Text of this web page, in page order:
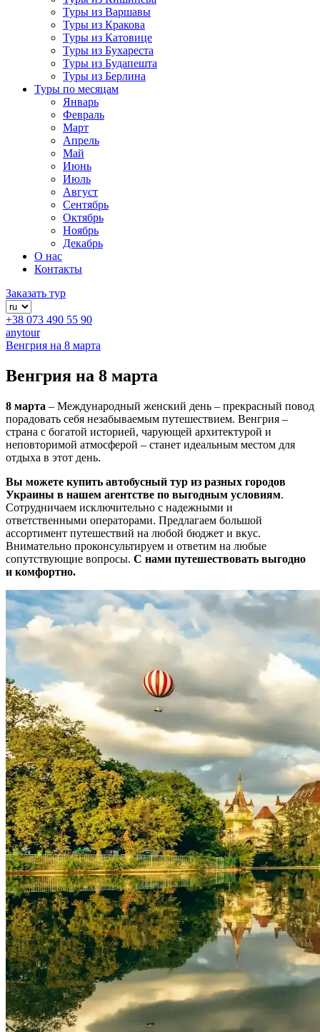
Туры из Варшавы
Туры из Кракова
Туры из Катовице
Туры из Бухареста
Туры из Будапешта
Туры из Берлина
Туры по месяцам
Январь
Февраль
Март
Апрель
Май
Июнь
Июль
Август
Сентябрь
Октябрь
Ноябрь
Декабрь
О нас
Контакты
Заказать тур
+38 073 490 55 90
anytour
Венгрия на 8 марта
Венгрия на 8 марта
8 марта – Международный женский день – прекрасный повод
порадовать себя незабываемым путешествием. Венгрия –
страна с богатой историей, чарующей архитектурой и
неповторимой атмосферой – станет идеальным местом для
отдыха в этот день.
Вы можете купить автобусный тур из разных городов
Украины в нашем агентстве по выгодным условиям.
Сотрудничаем исключительно с надежными и
ответственными операторами. Предлагаем большой
ассортимент путешествий на любой бюджет и вкус.
Внимательно проконсультируем и ответим на любые
сопутствующие вопросы. С нами путешествовать выгодно
и комфортно.